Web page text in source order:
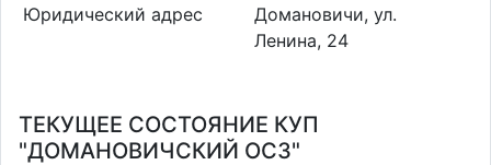
Юридический адрес
Домановичи, ул.
Ленина, 24
ТЕКУЩЕЕ СОСТОЯНИЕ КУП
"ДОМАНОВИЧСКИЙ ОСЗ"